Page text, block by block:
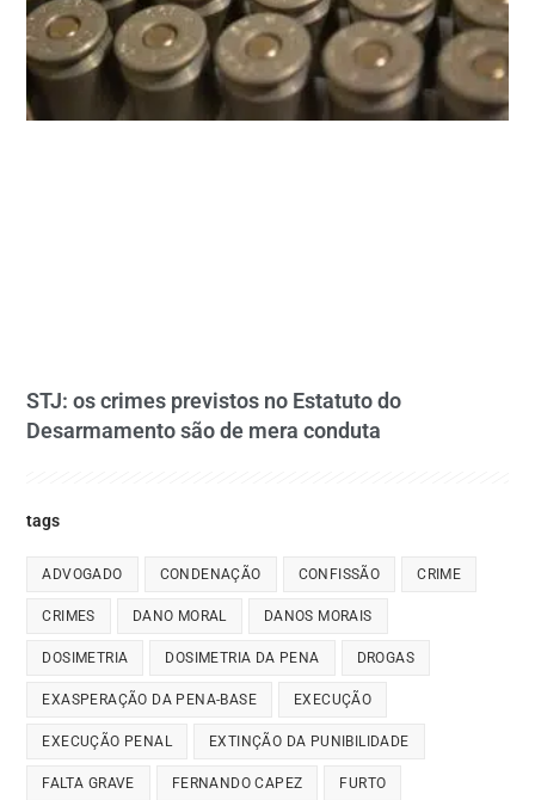
STJ: os crimes previstos no Estatuto do
Desarmamento são de mera conduta
tags
ADVOGADO CONDENAÇÃO CONFISSÃO CRIME
CRIMES DANO MORAL DANOS MORAIS
DOSIMETRIA DOSIMETRIA DA PENA DROGAS
EXASPERAÇÃO DA PENA-BASE EXECUÇÃO
EXECUÇÃO PENAL EXTINÇÃO DA PUNIBILIDADE
FALTA GRAVE FERNANDO CAPEZ FURTO